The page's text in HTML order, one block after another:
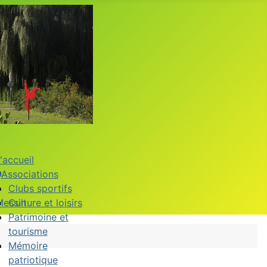
Associations
Clubs sportifs
Culture et loisirs
Patrimoine et
tourisme
Mémoire
patriotique